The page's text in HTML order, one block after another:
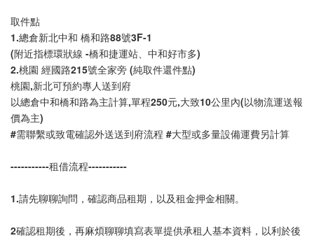
取件點
1.總倉新北中和 橋和路88號3F-1
(附近指標環狀線 -橋和捷運站、中和好市多)
2.桃園 經國路215號全家旁 (純取件還件點)
桃園,新北可預約專人送到府
以總倉中和橋和路為主計算,單程250元,大致10公里內(以物流運送報
價為主)
#需聯繫或致電確認外送送到府流程 #大型或多量設備運費另計算
-----------租借流程-----------
1.請先聊聊詢問，確認商品租期，以及租金押金相關。
2確認租期後，再麻煩聊聊填寫表單提供承租人基本資料，以利於後